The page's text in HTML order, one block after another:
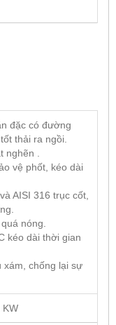
đặc có đường
thải ra ngồi.
.
vệ phốt, kéo dài
AISI 316 trục cốt,
nóng.
kéo dài thời gian
chống lại sự
KW